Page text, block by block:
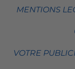
MENTIONS
VOTRE